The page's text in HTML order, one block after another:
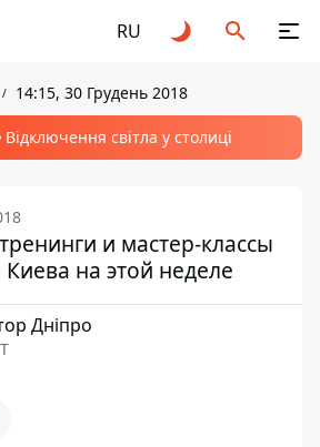
RU
14:15, 30 Грудень 2018
Відключення світла у столиці
и мастер-классы
на этой неделе
Дніпро